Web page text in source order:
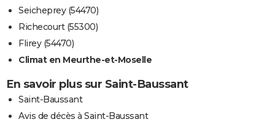
Seicheprey (54470)
Richecourt (55300)
Flirey (54470)
Climat en Meurthe-et-Moselle
En savoir plus sur Saint-Baussant
Saint-Baussant
Avis de décès à Saint-Baussant